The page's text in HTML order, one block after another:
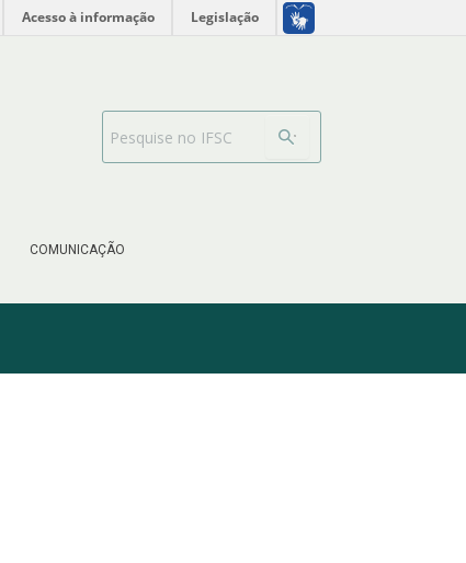
Acesso à informação Legislação
COMUNICAÇÃO
Barra de busca